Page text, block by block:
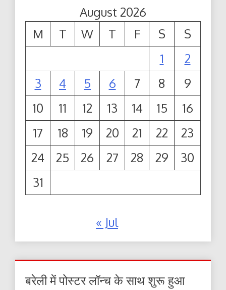
August 2026
M
T W T F S
S
1
2
3
4 5 6 7 8
9
10
11 12 13 14 15
16
17
18 19 20 21 22
23
24
25 26 27 28 29
30
31
« Jul
बरेली में पोस्टर लॉन्च के साथ शुरू हुआ